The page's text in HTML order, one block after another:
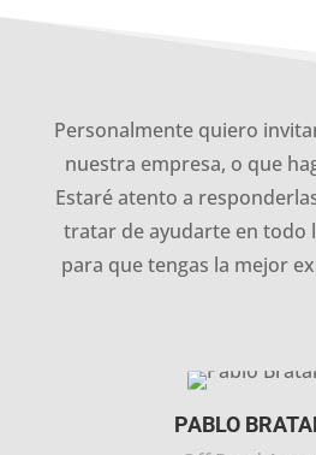
Personalmente quiero
nuestra empresa, o que
Estaré atento a
tratar de ayudarte en todo
para que tengas la mejor
PABLO